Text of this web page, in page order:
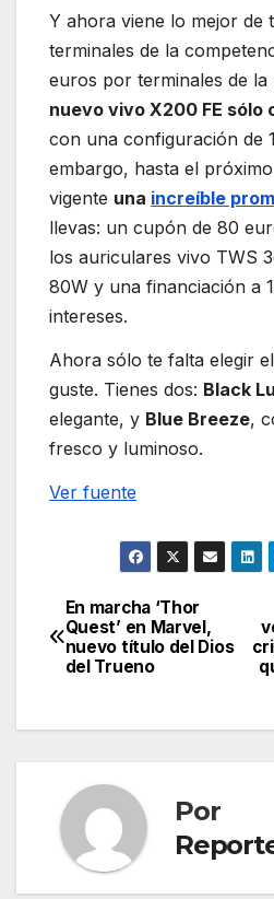
Y ahora viene lo mejor de
terminales de la
euros por terminales de la
nuevo vivo X200 FE sólo
con una configuración de
embargo, hasta el
vigente una increíble
llevas: un cupón de 80
los auriculares vivo TWS
80W y una financiación a
intereses.
Ahora sólo te falta elegir
guste. Tienes dos: Black
elegante, y Blue Breeze,
fresco y luminoso.
Ver fuente
Navegación
de
En marcha ‘Thor
Quest’ en Marvel,
nuevo título del Dios
del Trueno
Por